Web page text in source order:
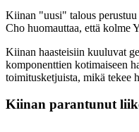
Kiinan "uusi" talous
Cho huomauttaa, että kolme
Kiinan haasteisiin kuuluvat
komponenttien kotimaiseen
toimitusketjuista, mikä tekee
Kiinan parantunut